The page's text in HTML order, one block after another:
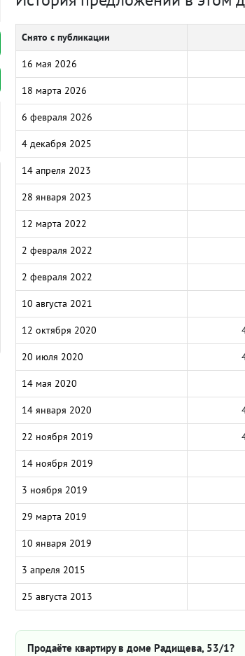
Снято с публикации
16 мая 2026
18 марта 2026
6 февраля 2026
4 декабря 2025
14 апреля 2023
28 января 2023
12 марта 2022
2 февраля 2022
2 февраля 2022
10 августа 2021
12 октября 2020
20 июля 2020
14 мая 2020
14 января 2020
22 ноября 2019
14 ноября 2019
3 ноября 2019
29 марта 2019
10 января 2019
3 апреля 2015
25 августа 2013
Продаёте квартиру в доме Радищева, 53/1?